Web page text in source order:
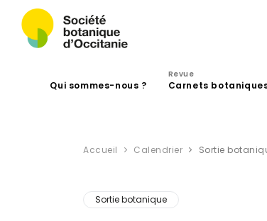
Qui sommes-nous ?
Revue
Carnets
Accueil Calendrier Sortie
Sortie botanique